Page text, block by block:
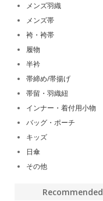
メンズ羽織
メンズ帯
袴・袴帯
履物
半衿
帯締め/帯揚げ
帯留・羽織紐
インナー・着付用小物
バッグ・ポーチ
キッズ
日傘
その他
Recommended